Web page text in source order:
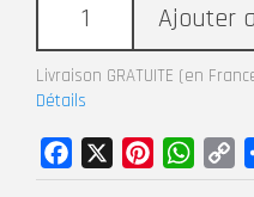
Ajouter
Livraison GRATUITE (en
Détails
Facebook Pinterest